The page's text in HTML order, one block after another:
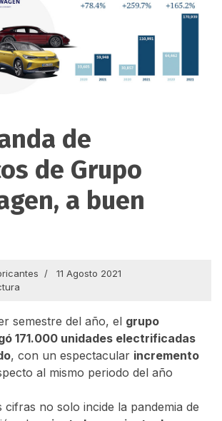
de
de Grupo
a buen
11 Agosto 2021
semestre del año, el grupo
171.000 unidades electrificadas
, con un espectacular incremento
al mismo periodo del año
cifras no solo incide la pandemia de